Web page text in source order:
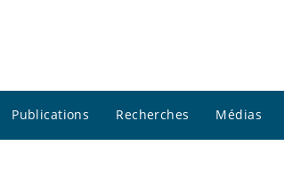
Publications Recherches Médias